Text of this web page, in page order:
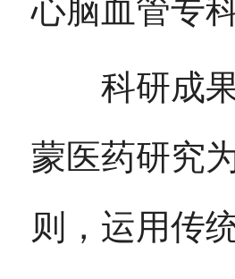
心脑血管专
科研成果
蒙医药研究
则，运用传